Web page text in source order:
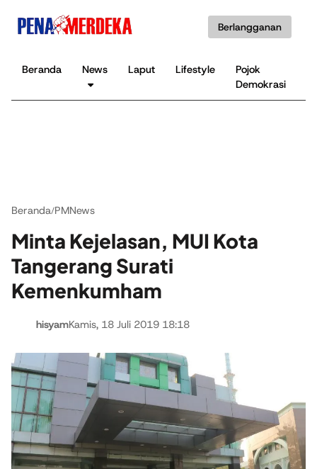
Berlangganan
Beranda News Laput Lifestyle
Pojok
Demokrasi
Beranda/PMNews
Minta Kejelasan, MUI Kota
Tangerang Surati
Kemenkumham
hisyamKamis, 18 Juli 2019 18:18